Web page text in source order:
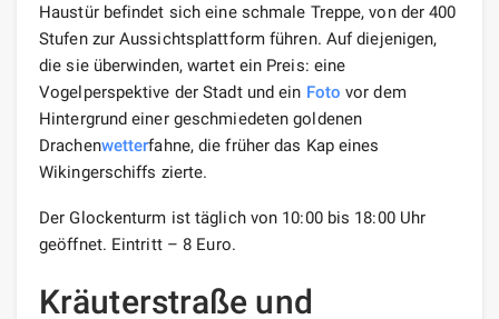
Haustür befindet sich eine schmale Treppe, von der 400
Stufen zur Aussichtsplattform führen. Auf diejenigen,
die sie überwinden, wartet ein Preis: eine
Vogelperspektive der Stadt und ein Foto vor dem
Hintergrund einer geschmiedeten goldenen
Drachenwetterfahne, die früher das Kap eines
Wikingerschiffs zierte.
Der Glockenturm ist täglich von 10:00 bis 18:00 Uhr
geöffnet. Eintritt – 8 Euro.
Kräuterstraße und